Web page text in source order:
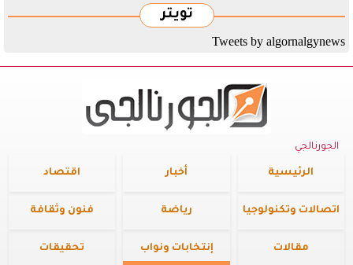
تويتر
Tweets by algornalgynews
الجورنالجي
الرئيسية أخبار اقتصاد
اتصالات وتكنولوجيا رياضة فنون وثقافة
مقالات إنتخابات ونواب تحقيقات